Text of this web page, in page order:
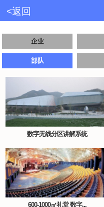
<返回
企业
部队
数字无线分区讲解系统
600-1000㎡礼堂 数字...